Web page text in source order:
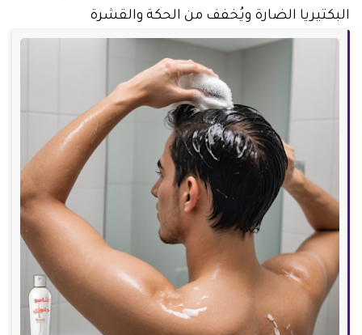
البكتيريا الضارة ويُخفف من الحكة والقشرة